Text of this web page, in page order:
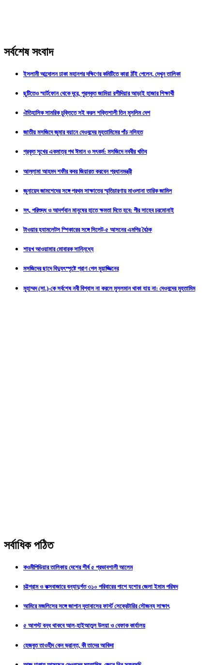
সর্বশেষ সংবাদ
ইসলামী আন্দোলন ঢাকা মহানগর দক্ষিণের কমিটিতে কারা ঠাঁই পেলেন, দেখুন তালিকা
ছুটিতেও স্মার্টফোন থেকে দূরে, পুরস্কৃত জামিয়া রশীদিয়ার আড়াই হাজার শিক্ষার্থী
ঐতিহাসিক সামরিক চুক্তিতে সই করল শক্তিশালী তিন মুসলিম দেশ
জাতীয় মসজিদে জুমার বয়ানে দেওবন্দের মুহতামিমের পাঁচ নসিহত
প্রকৃত সুখের একমাত্র পথ ঈমান ও সৎকর্ম: মসজিদে নববীর খতিব
আল্লামা আহমদ শফীর কবর জিয়ারত করবেন প্রধানমন্ত্রী
জুনায়েদ জামশেদের সঙ্গে প্রথম সাক্ষাতের স্মৃতিচারণায় মাওলানা তারিক জামিল
সৎ, পরিশুদ্ধ ও আদর্শবান মানুষের হাতে ক্ষমতা দিতে হবে: পীর সাহেব চরমোনাই
টাওয়ার হ্যামলেটস স্পিকারের সঙ্গে সিলেট-৫ আসনের এমপির বৈঠক
শায়খ আওয়ামার মোবারক সান্নিধ্যে
মসজিদের ছাদে বিদ্যুৎস্পৃষ্টে প্রাণ গেল মুয়াজ্জিনের
মুহাম্মদ (সা.)-কে সর্বশেষ নবী বিশ্বাস না করলে মুসলমান থাকা যায় না: দেওবন্দের মুহতামিম
সর্বাধিক পঠিত
কওমীপিডিয়ার তালিকায় দেশের শীর্ষ ৫ প্রভাবশালী আলেম
চট্টগ্রাম ও কক্সবাজারে বন্যাদুর্গত ৩১০ পরিবারের পাশে যশোর জেলা ইমাম পরিষদ
আমিরে মজলিসের সঙ্গে জাপান দূতাবাসের ফার্স্ট সেক্রেটারির সৌজন্য সাক্ষাৎ
৫ আগস্ট বন্ধ থাকবে আল-হাইআতুল উলয়া ও বেফাক কার্যালয়
হেজবুত তাওহীদ কেন ভ্রান্ত, কী তাদের আকিদা